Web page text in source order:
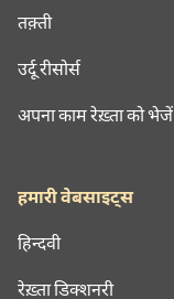
तक़्ती
उर्दू रीसोर्स
अपना काम रेख़्ता को भेजें
हमारी वेबसाइट्स
हिन्दवी
रेख़्ता डिक्शनरी